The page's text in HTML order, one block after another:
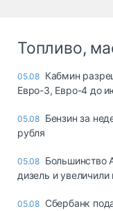
Топливо,
05.08 Кабмин
Евро-3, Евро-4 до
05.08 Бензин за
рубля
05.08 Большинство
дизель и увеличили
05.08 Сбербанк